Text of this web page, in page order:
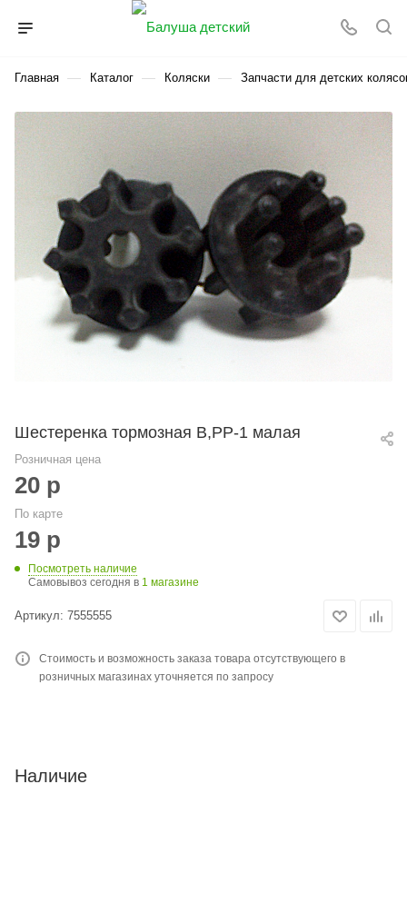
Главная — Каталог — Коляски — Запчасти для детских
Шестеренка тормозная В,РР-1 малая
Розничная цена
20 р
По карте
19 р
Посмотреть наличие
Самовывоз сегодня в 1 магазине
Артикул: 7555555
Стоимость и возможность заказа товара отсутствующего в
розничных магазинах уточняется по запросу
Наличие